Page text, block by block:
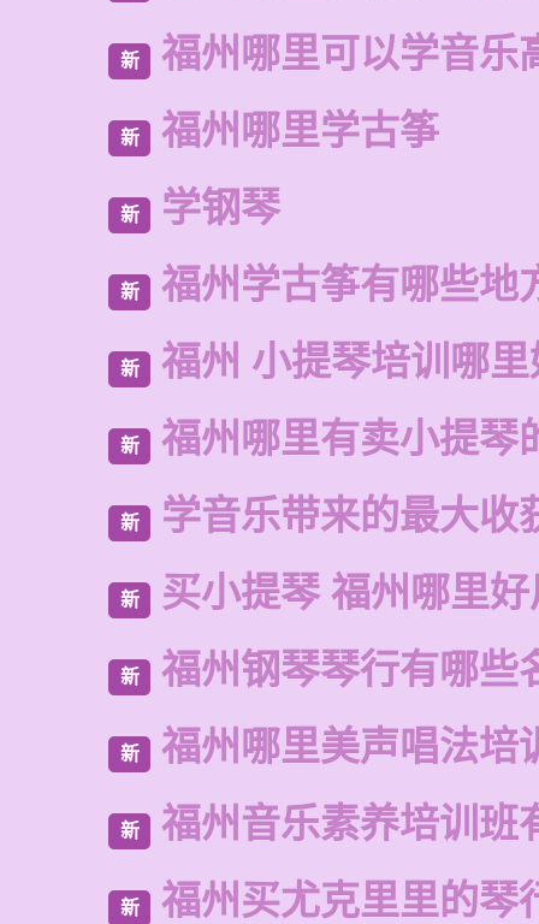
新 福州哪里可以学音乐
新 福州哪里学古筝
新 学钢琴
新 福州学古筝有哪些地
新 福州 小提琴培训哪里
新 福州哪里有卖小提琴
新 学音乐带来的最大收
新 买小提琴 福州哪里
新 福州钢琴琴行有哪些
新 福州哪里美声唱法培
新 福州音乐素养培训班
新 福州买尤克里里的琴